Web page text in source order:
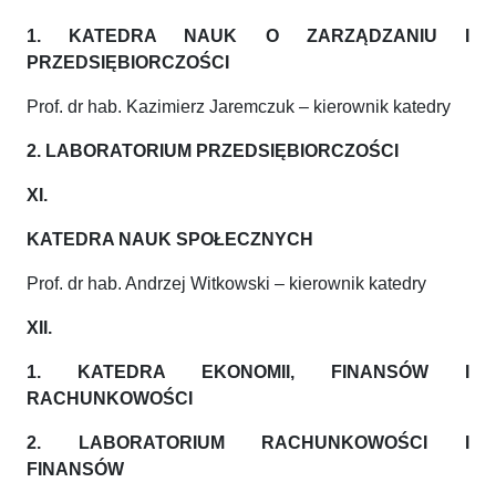
1. KATEDRA NAUK O ZARZĄDZANIU I
PRZEDSIĘBIORCZOŚCI
Prof. dr hab. Kazimierz Jaremczuk – kierownik katedry
2. LABORATORIUM PRZEDSIĘBIORCZOŚCI
XI.
KATEDRA NAUK SPOŁECZNYCH
Prof. dr hab. Andrzej Witkowski – kierownik katedry
XII.
1. KATEDRA EKONOMII, FINANSÓW I
RACHUNKOWOŚCI
2. LABORATORIUM RACHUNKOWOŚCI I
FINANSÓW